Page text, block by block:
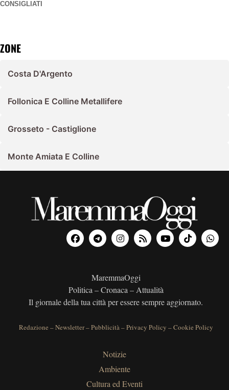
CONSIGLIATI
ZONE
Costa D'Argento
Follonica E Colline Metallifere
Grosseto - Castiglione
Monte Amiata E Colline
MaremmaOggi
Politica – Cronaca – Attualità
Il giornale della tua città per essere sempre aggiornato.
Redazione –Newsletter–Pubblicità–Privacy Policy –Cookie Policy
Notizie
Ambiente
Cultura ed Eventi